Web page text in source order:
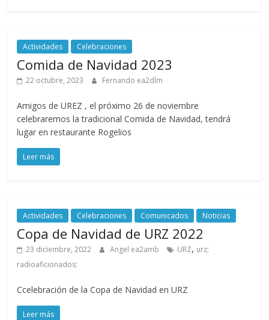
Actividades Celebraciones
Comida de Navidad 2023
22 octubre, 2023 Fernando ea2dlm
Amigos de UREZ , el próximo 26 de noviembre
celebraremos la tradicional Comida de Navidad, tendrá
lugar en restaurante Rogelios
Leer más
Actividades Celebraciones Comunicados Noticias
Copa de Navidad de URZ 2022
23 diciembre, 2022 Angel ea2amb URZ, urz;
radioaficionados;
Ccelebración de la Copa de Navidad en URZ
Leer más